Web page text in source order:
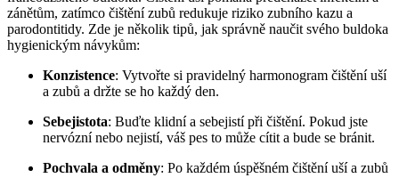
zánětům, zatímco čištění zubů redukuje riziko zubního kazu a
parodontitidy. Zde je několik tipů, jak správně naučit svého buldoka
hygienickým návykům:
Konzistence: Vytvořte si pravidelný harmonogram čištění uší
a zubů a držte se ho každý den.
Sebejistota: Buďte klidní a sebejistí při čištění. Pokud jste
nervózní nebo nejistí, váš pes to může cítit a bude se bránit.
Pochvala a odměny: Po každém úspěšném čištění uší a zubů